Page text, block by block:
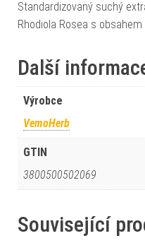
Standardizovaný suchý
Rhodiola Rosea s
Další
Výrobce
VemoHerb
GTIN
3800500502069
Související